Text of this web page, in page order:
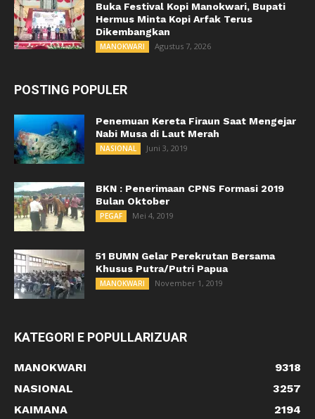
Buka Festival Kopi Manokwari, Bupati
Hermus Minta Kopi Arfak Terus
Dikembangkan
MANOKWARI Agustus 7, 2026
POSTING POPULER
Penemuan Kereta Firaun Saat Mengejar
Nabi Musa di Laut Merah
NASIONAL Juni 3, 2019
BKN : Penerimaan CPNS Formasi 2019
Bulan Oktober
PEGAF Mei 4, 2019
51 BUMN Gelar Perekrutan Bersama
Khusus Putra/Putri Papua
MANOKWARI November 1, 2019
KATEGORI E POPULLARIZUAR
MANOKWARI
9318
NASIONAL
3257
KAIMANA
2194